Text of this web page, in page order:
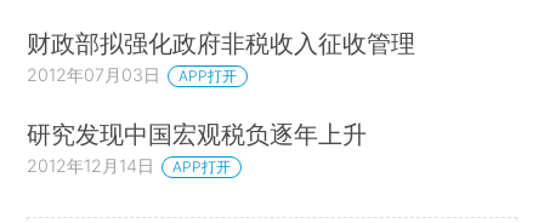
财政部拟强化政府非税收入征收管理
2012年07月03日 APP打开
研究发现中国宏观税负逐年上升
2012年12月14日 APP打开